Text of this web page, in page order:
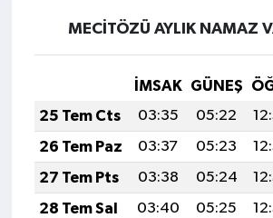
MECİTÖZÜ AYLIK NAMAZ
İMSAK GÜNEŞ
25 Tem Cts
03:35 05:22
26 Tem Paz
03:37 05:23
27 Tem Pts
03:38 05:24
28 Tem Sal
03:40 05:25